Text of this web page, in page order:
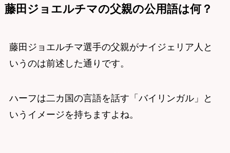
藤田ジョエルチマの父親の公用語は何？
藤田ジョエルチマ選手の父親がナイジェリア人と
いうのは前述した通りです。
ハーフは二カ国の言語を話す「バイリンガル」と
いうイメージを持ちますよね。